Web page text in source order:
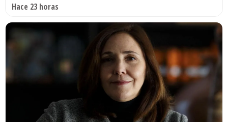
Hace 23 horas